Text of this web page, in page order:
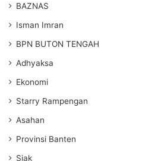
BAZNAS
Isman Imran
BPN BUTON TENGAH
Adhyaksa
Ekonomi
Starry Rampengan
Asahan
Provinsi Banten
Siak